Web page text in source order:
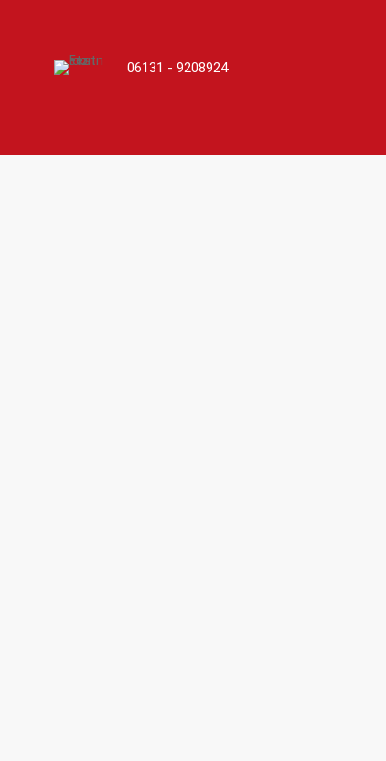
06131 - 9208924